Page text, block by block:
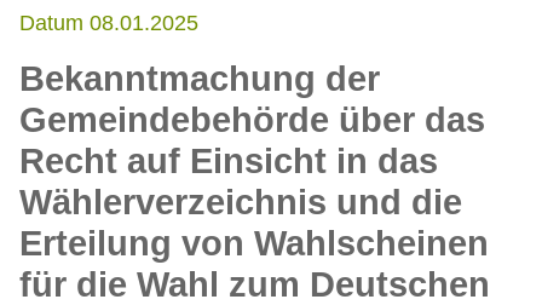
Datum 08.01.2025
Bekanntmachung der
Gemeindebehörde über das
Recht auf Einsicht in das
Wählerverzeichnis und die
Erteilung von Wahlscheinen
für die Wahl zum Deutschen